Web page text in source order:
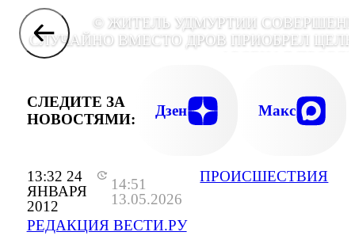
13:32 24
ЯНВАРЯ
2012
14:51
13.05.2026
РЕДАКЦИЯ ВЕСТИ.РУ
ПРОИСШЕСТВИЯ
© ЖИТЕЛЬ УДМУРТИИ
СЛУЧАЙНО ВМЕСТО ДРОВ ПРИОБРЕЛ
СЛЕДИТЕ ЗА
НОВОСТЯМИ:
Дзен Макс